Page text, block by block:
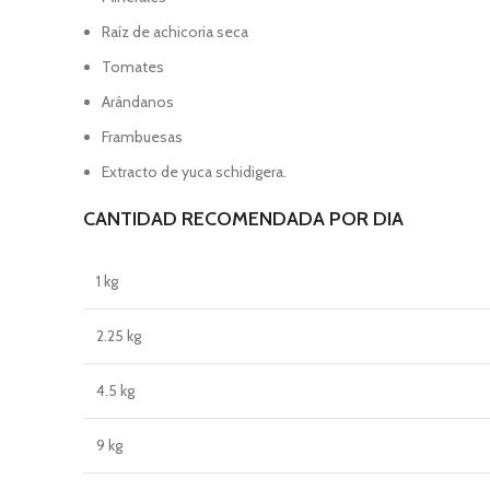
Raíz de achicoria seca
Tomates
Arándanos
Frambuesas
Extracto de yuca schidigera.
CANTIDAD RECOMENDADA POR DIA
1 kg
2.25 kg
4.5 kg
9 kg